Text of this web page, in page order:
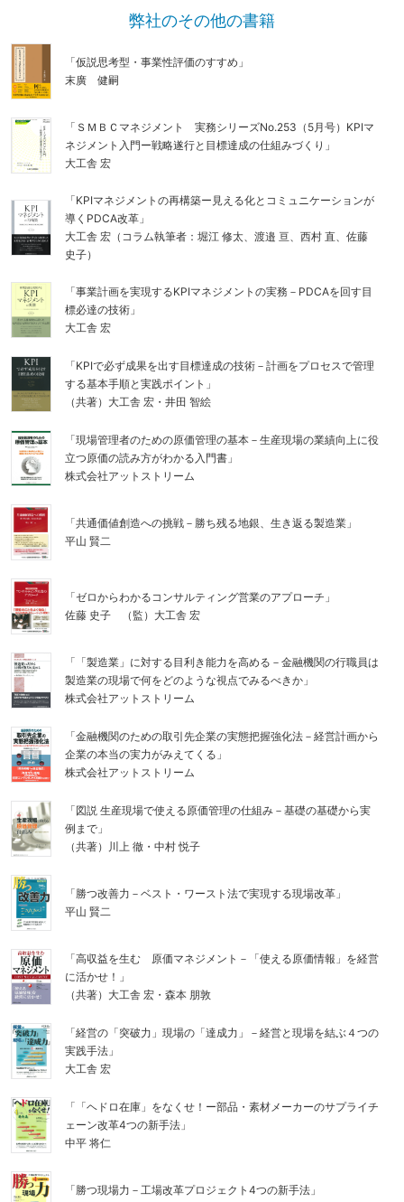
弊社のその他の書籍
「仮説思考型・事業性評価のすすめ」
末廣 健嗣
「ＳＭＢＣマネジメント 実務シリーズNo.253（5月号）KPIマ
ネジメント入門ー戦略遂行と目標達成の仕組みづくり」
大工舎 宏
「KPIマネジメントの再構築ー見える化とコミュニケーションが
導くPDCA改革」
大工舎 宏（コラム執筆者：堀江 修太、渡邉 亘、西村 直、佐藤
史子）
「事業計画を実現するKPIマネジメントの実務－PDCAを回す目
標必達の技術」
大工舎 宏
「KPIで必ず成果を出す目標達成の技術－計画をプロセスで管理
する基本手順と実践ポイント」
（共著）大工舎 宏・井田 智絵
「現場管理者のための原価管理の基本－生産現場の業績向上に役
立つ原価の読み方がわかる入門書」
株式会社アットストリーム
「共通価値創造への挑戦－勝ち残る地銀、生き返る製造業」
平山 賢二
「ゼロからわかるコンサルティング営業のアプローチ」
佐藤 史子 （監）大工舎 宏
「「製造業」に対する目利き能力を高める－金融機関の行職員は
製造業の現場で何をどのような視点でみるべきか」
株式会社アットストリーム
「金融機関のための取引先企業の実態把握強化法－経営計画から
企業の本当の実力がみえてくる」
株式会社アットストリーム
「図説 生産現場で使える原価管理の仕組み－基礎の基礎から実
例まで」
（共著）川上 徹・中村 悦子
「勝つ改善力－ベスト・ワースト法で実現する現場改革」
平山 賢二
「高収益を生む 原価マネジメント－「使える原価情報」を経営
に活かせ！」
（共著）大工舎 宏・森本 朋敦
「経営の「突破力」現場の「達成力」－経営と現場を結ぶ４つの
実践手法」
大工舎 宏
「「ヘドロ在庫」をなくせ！ー部品・素材メーカーのサプライチ
ェーン改革4つの新手法」
中平 将仁
「勝つ現場力－工場改革プロジェクト4つの新手法」